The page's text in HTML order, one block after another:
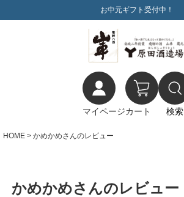
お中元ギフト受付中！
マイページカート 検索
HOME かめかめさんのレビュー
かめかめさんのレビュー